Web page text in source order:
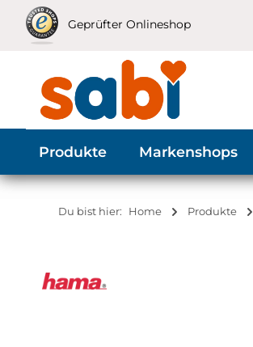
Hauptinhalt springen
Zur Suche springen
Zur Hauptnavigation springen
Geprüfter Onlineshop
Produkte Markenshops
Du bist hier: Home Produkte